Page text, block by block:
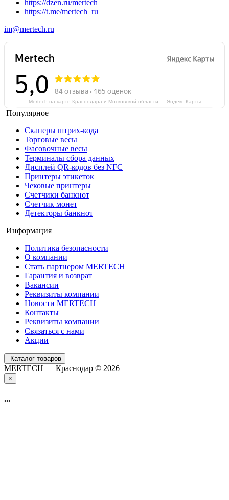
https://dzen.ru/mertech
https://t.me/mertech_ru
im@mertech.ru
Mertech на карте Краснодара и Московской области — Яндекс Карты
Популярное
Сканеры штрих-кода
Торговые весы
Фасовочные весы
Терминалы сбора данных
Дисплей QR-кодов без NFC
Принтеры этикеток
Чековые принтеры
Счетчики банкнот
Счетчик монет
Детекторы банкнот
Информация
Политика безопасности
О компании
Стать партнером MERTECH
Гарантия и возврат
Вакансии
Реквизиты компании
Новости MERTECH
Контакты
Реквизиты компании
Связаться с нами
Акции
Каталог товаров
MERTECH — Краснодар © 2026
×
...